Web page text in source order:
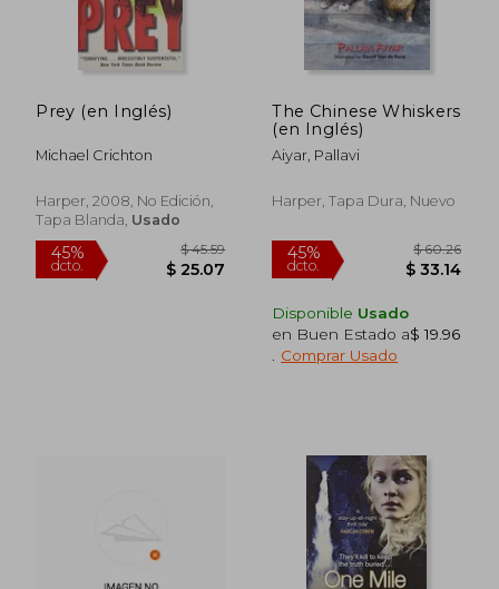
45%
dcto.
Prey (en Inglés)
Michael Crichton
Harper, 2008, No Edición,
Tapa Blanda, Usado
The Chinese Whiskers
(en Inglés)
Aiyar, Pallavi
Harper, Tapa Dura, Nuevo
Disponible Usado
en Buen Estado a$ 19.96
Comprar Usado